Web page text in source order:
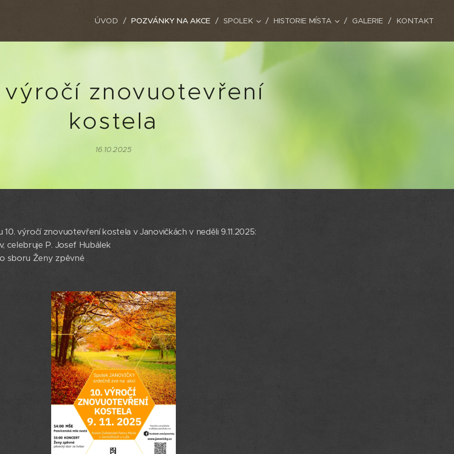
ÚVOD POZVÁNKY NA AKCE SPOLEK HISTORIE MÍSTA GALERIE KONTAKT
výročí znovuotevření
kostela
16.10.2025
výročí znovuotevření kostela v Janovičkách v neděli 9.11.2025:
celebruje P. Josef Hubálek
sboru Ženy zpěvné